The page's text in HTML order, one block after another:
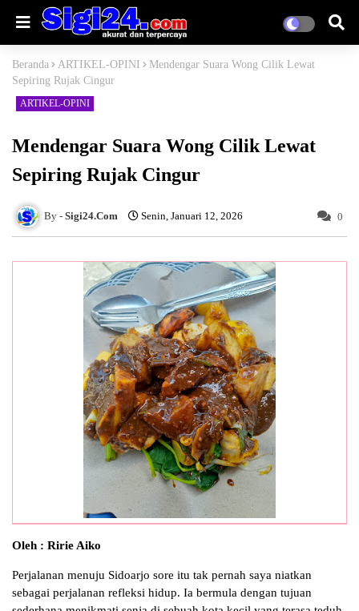
Beranda ARTIKEL-OPINI
Mendengar Suara Wong Cilik Lewat
Sepiring Rujak Cingur
ARTIKEL-OPINI
Mendengar Suara Wong Cilik Lewat
Sepiring Rujak Cingur
Sigi24.Com Senin, Januari 12, 2026 0
Oleh : Ririe Aiko
Perjalanan menuju Sidoarjo sore itu tak pernah saya niatkan
sebagai perjalanan refleksi hidup. Ia bermula dengan tujuan